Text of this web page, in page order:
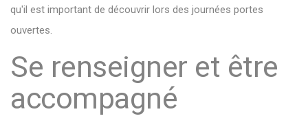
qu'il est important de découvrir lors des journées portes
ouvertes.
Se renseigner et être
accompagné